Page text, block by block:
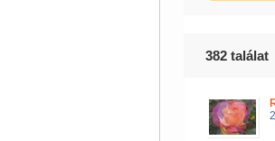
382 találat